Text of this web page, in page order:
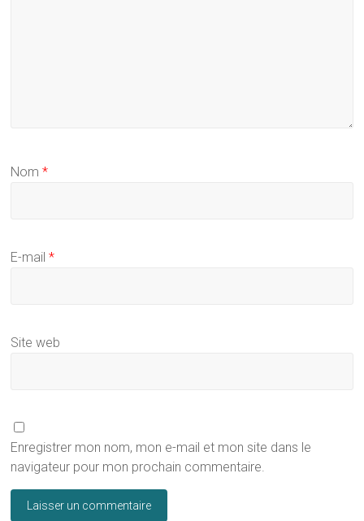
Nom*
E-mail*
Site web
Enregistrer mon nom, mon e-mail et mon site dans le
navigateur pour mon prochain commentaire.